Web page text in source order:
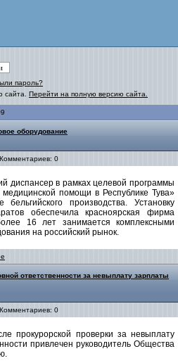
пароль?
сайта. Перейти на полную версию сайта.
оборудование
0
диспансер в рамках целевой программы
помощи в Республике Тува»
производства. Установку
обеспечила красноярская фирма
16 лет занимается комплексными
на российский рынок.
ответственности за невыплату зарплаты
0
прокурорской проверки за невыплату
привлечен руководитель Общества